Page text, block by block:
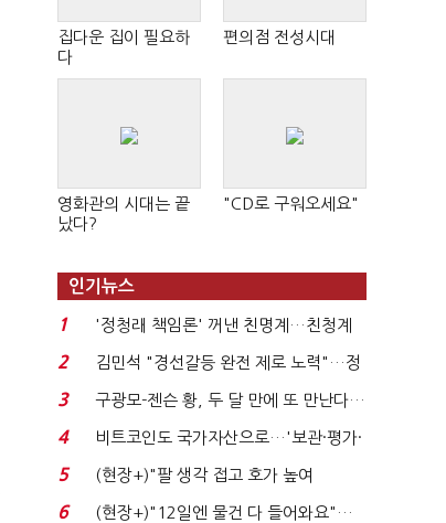
집다운 집이 필요하
다
편의점 전성시대
영화관의 시대는 끝
났다?
"CD로 구워오세요"
인기뉴스
1
'정청래 책임론' 꺼낸 친명계…친청계
는 추가투표 때리기...
2
김민석 "경선갈등 완전 제로 노력"…정
청래 "반명 공세 사...
3
구광모-젠슨 황, 두 달 만에 또 만난다…
로봇·AI 등 논...
4
비트코인도 국가자산으로…'보관·평가·
처분' 기준은 ...
5
(현장+)"팔 생각 접고 호가 높여
요"…'덜 똘똘한 한 채' 20...
6
(현장+)"12일엔 물건 다 들어와요"…